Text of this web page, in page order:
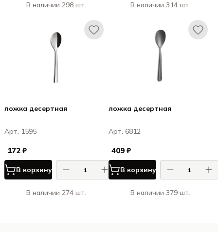
В наличии 298 шт. В наличии 314 шт.
ложка десертная
Арт. 1595
172 ₽
В корзину
В наличии 274 шт.
ложка десертная
Арт. 6812
409 ₽
В корзину
В наличии 379 шт.